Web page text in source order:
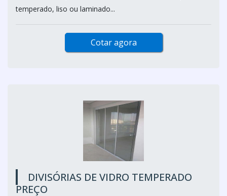
temperado, liso ou laminado...
Cotar agora
DIVISÓRIAS DE VIDRO TEMPERADO
PREÇO